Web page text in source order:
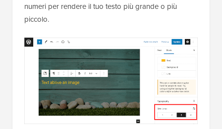
numeri per rendere il tuo testo più grande o più
piccolo.